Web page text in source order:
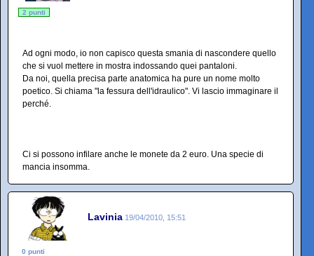
2 punti
Ad ogni modo, io non capisco questa smania di nascondere quello
che si vuol mettere in mostra indossando quei pantaloni.
Da noi, quella precisa parte anatomica ha pure un nome molto
poetico. Si chiama "la fessura dell'idraulico". Vi lascio immaginare il
perché.
Ci si possono infilare anche le monete da 2 euro. Una specie di
mancia insomma.
Lavinia 19/04/2010, 15:51
0 punti